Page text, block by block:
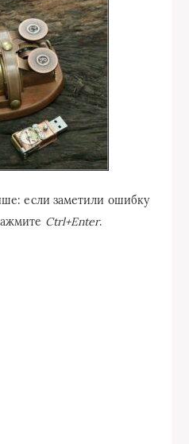
если заметили ошибку
Ctrl+Enter.